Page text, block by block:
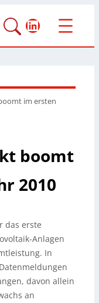
LinkedIn
im ersten
boomt
2010
das erste
Anlagen
In
davon allein
an